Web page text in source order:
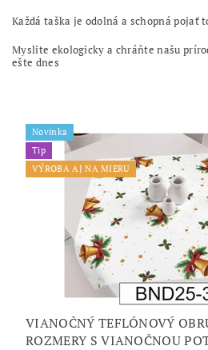
Každá taška je odolná a schopná pojať
Myslite ekologicky a chráňte našu
ešte dnes
Novinka
Tip
VÝROBA AJ NA MIERU
VIANOČNÝ TEFLÓNOVÝ
ROZMERY S VIANOČNOU